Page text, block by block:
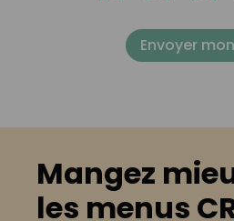
Envoyer
Mangez
les menus